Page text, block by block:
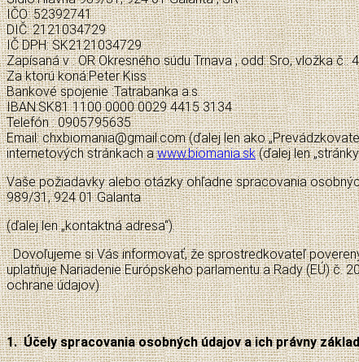
IČO: 52392741
DIČ: 2121034729
IČ DPH: SK2121034729
Zapísaná v : OR Okresného súdu Trnava , odd: Sro, vložka č.:
Za ktorú koná:Peter Kiss
Bankové spojenie :Tatrabanka a.s.
IBAN:SK81 1100 0000 0029 4415 3134
Telefón : 0905795635
Email: chxbiomania@gmail.com (ďalej len ako
internetových stránkach awww.biomania.sk(ďalej len
Vaše požiadavky alebo otázky ohľadne spracovania
989/31, 924 01 Galanta
(ďalej len „kontaktná adresa“).
Dovoľujeme si Vás informovať, že sprostredkovateľ
uplatňuje Nariadenie Európskeho parlamentu a Rady (EÚ)
ochrane údajov)
1. Účely spracovania osobných údajov a ich právny základ